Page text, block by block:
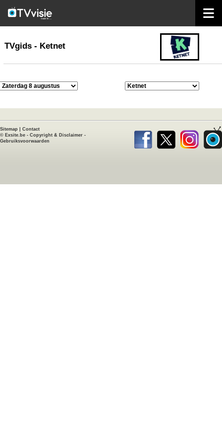
TVgids
TVgids - Ketnet
Sitemap
Contact
© Exsite.be - Copyright & Disclaimer -
Gebruiksvoorwaarden